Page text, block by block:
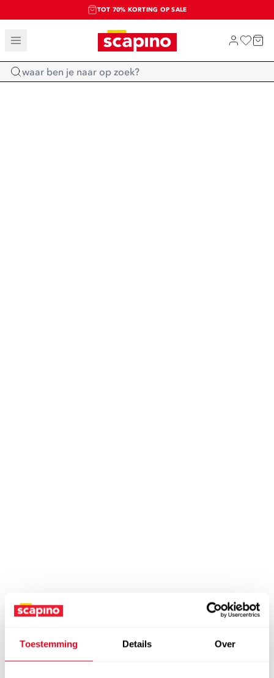
Toestemming Details Over
TOT 70% KORTING OP SALE
SALE: LAATSTE KANS!
SHOP NIEUW
Home